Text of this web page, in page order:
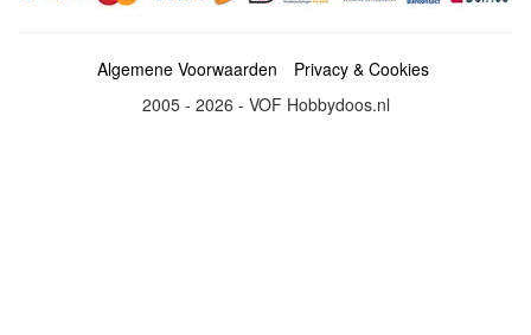
Algemene Voorwaarden
Privacy & Cookies
2005 - 2026 - VOF Hobbydoos.nl